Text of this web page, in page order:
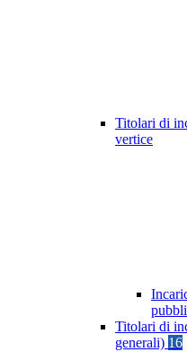
Titolari di
vertice
Titolari di
generali) 16